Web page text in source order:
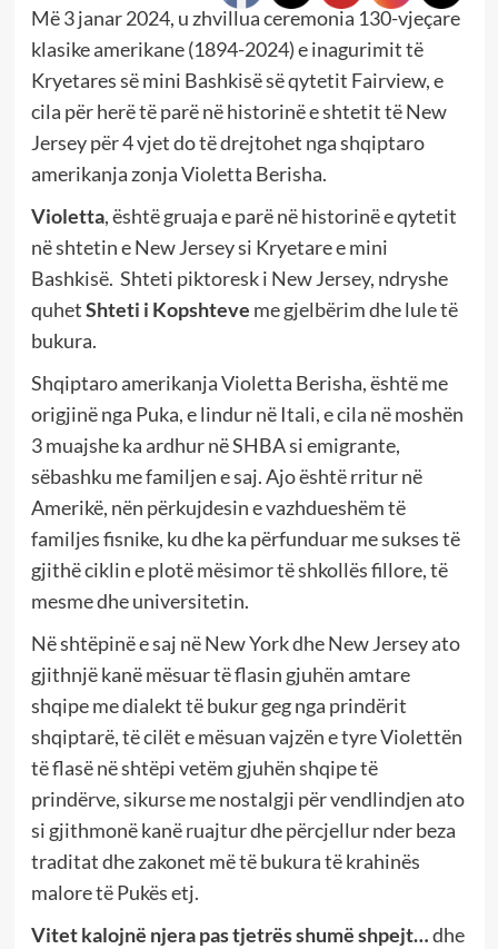
Më 3 janar 2024, u zhvillua ceremonia 130-vjeçare
klasike amerikane (1894-2024) e inagurimit të
Kryetares së mini Bashkisë së qytetit Fairview, e
cila për herë të parë në historinë e shtetit të New
Jersey për 4 vjet do të drejtohet nga shqiptaro
amerikanja zonja Violetta Berisha.
Violetta, është gruaja e parë në historinë e qytetit
në shtetin e New Jersey si Kryetare e mini
Bashkisë. Shteti piktoresk i New Jersey, ndryshe
quhetShteti i Kopshteve me gjelbërim dhe lule të
bukura.
Shqiptaro amerikanja Violetta Berisha, është me
origjinë nga Puka, e lindur në Itali, e cila në moshën
3 muajshe ka ardhur në SHBA si emigrante,
sëbashku me familjen e saj. Ajo është rritur në
Amerikë, nën përkujdesin e vazhdueshëm të
familjes fisnike, ku dhe ka përfunduar me sukses të
gjithë ciklin e plotë mësimor të shkollës fillore, të
mesme dhe universitetin.
Në shtëpinë e saj në New York dhe New Jersey ato
gjithnjë kanë mësuar të flasin gjuhën amtare
shqipe me dialekt të bukur geg nga prindërit
shqiptarë, të cilët e mësuan vajzën e tyre Violettën
të flasë në shtëpi vetëm gjuhën shqipe të
prindërve, sikurse me nostalgji për vendlindjen ato
si gjithmonë kanë ruajtur dhe përcjellur nder beza
traditat dhe zakonet më të bukura të krahinës
malore të Pukës etj.
Vitet kalojnë njera pas tjetrës shumë shpejt…dhe